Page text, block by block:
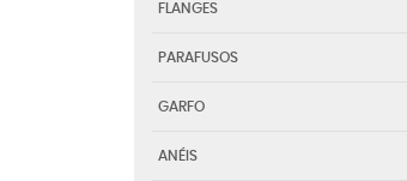
FLANGES
PARAFUSOS
GARFO
ANÉIS